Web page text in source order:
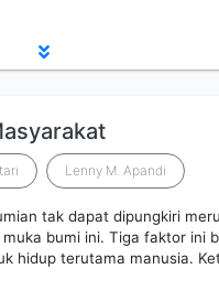
Lenny M. Apandi
tak dapat dipungkiri
bumi ini. Tiga faktor ini
hidup terutama manusia.